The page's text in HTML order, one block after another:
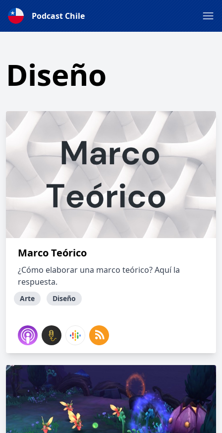
Podcast Chile
Diseño
Marco Teórico
¿Cómo elaborar una marco teórico? Aquí la
respuesta.
Arte Diseño